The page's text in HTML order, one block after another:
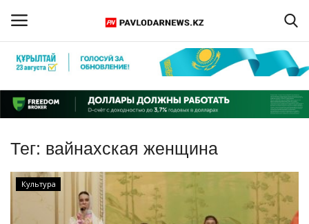
Регистрация
Главная
Обратная связь
ПАВЛОДАРСКАЯ ОБЛАСТЬ
Тег: вайнахская женщина
Культура